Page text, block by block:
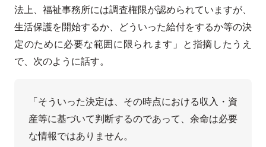
法上、福祉事務所には調査権限が認められていますが、
生活保護を開始するか、どういった給付をするか等の決
定のために必要な範囲に限られます」と指摘したうえ
で、次のように話す。
「そういった決定は、その時点における収入・資
産等に基づいて判断するのであって、余命は必要
な情報ではありません。